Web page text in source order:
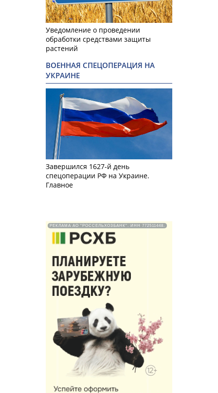
Уведомление о проведении
обработки средствами защиты
растений
ВОЕННАЯ СПЕЦОПЕРАЦИЯ НА
УКРАИНЕ
Завершился 1627-й день
спецоперации РФ на Украине.
Главное
РЕКЛАМА АО "РОССЕЛЬХОЗБАНК". ИНН 772511448.